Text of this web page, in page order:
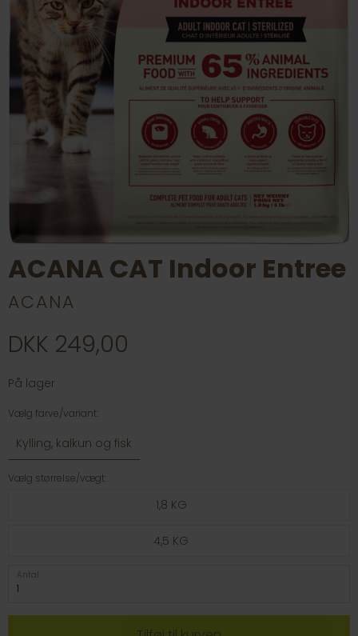
ACANA CAT Indoor Entree
ACANA
DKK 249,00
På lager
Vælg farve/variant:
Kylling, kalkun og fisk
Vælg størrelse/vægt:
1,8 KG
4,5 KG
Antal